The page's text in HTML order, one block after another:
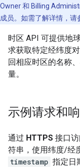
Owner 和 Billing
成员。如需了解详情，请
时区 API 可提供地
求获取特定经纬度
回相应时区的名称
量。
示例请求和
通过 HTTPS 接口
符串，使用纬度/经
timestamp 指定日